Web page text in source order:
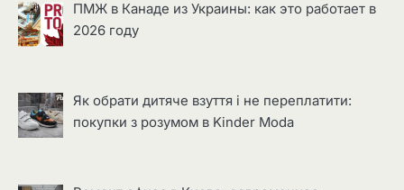
ПМЖ в Канаде из Украины: как это работает в
2026 году
Як обрати дитяче взуття і не переплатити:
покупки з розумом в Kinder Moda